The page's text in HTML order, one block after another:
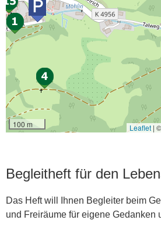
Begleitheft für den
Das Heft will Ihnen Begleiter beim
und Freiräume für eigene Gedanken